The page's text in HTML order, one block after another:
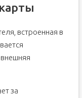
встроенная в
за